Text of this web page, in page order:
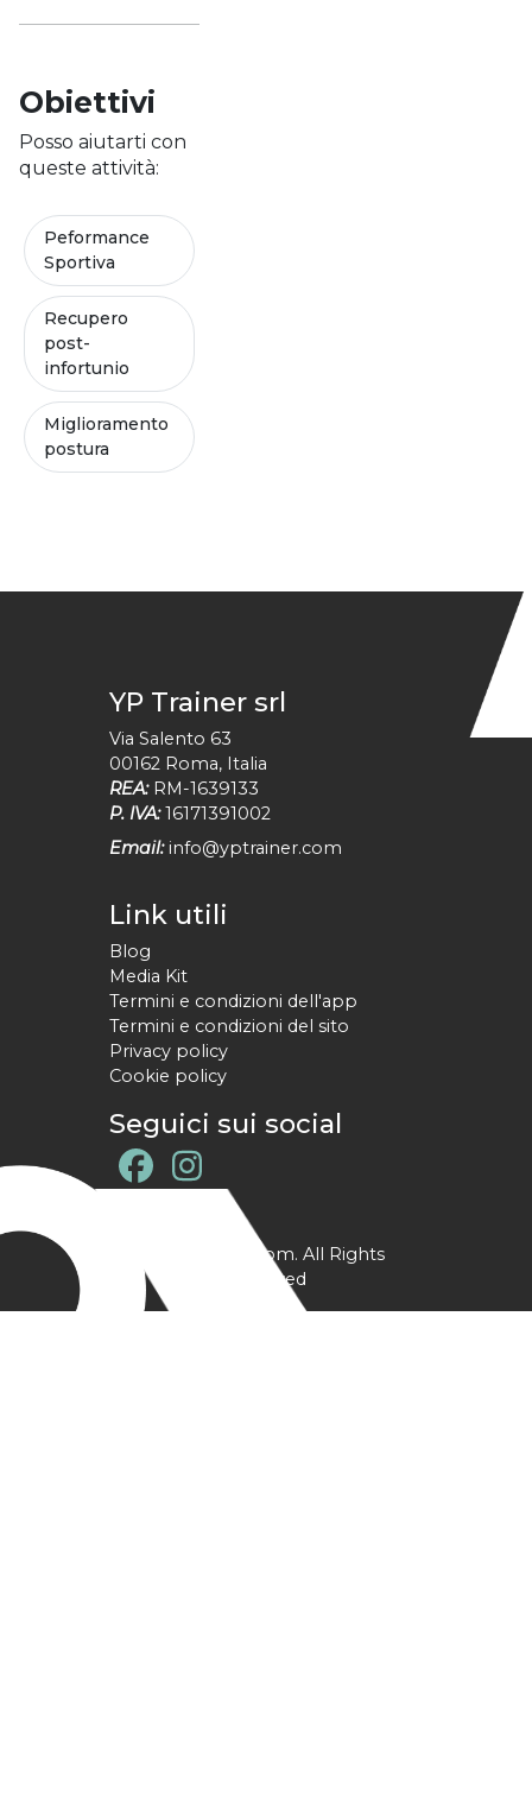
Obiettivi
Posso aiutarti con
queste attività:
Peformance
Sportiva
Recupero
post-
infortunio
Miglioramento
postura
YP Trainer srl
Via Salento 63
00162 Roma, Italia
REA: RM-1639133
P. IVA: 16171391002
Email: info@yptrainer.com
Link utili
Blog
Media Kit
Termini e condizioni dell'app
Termini e condizioni del sito
Privacy policy
Cookie policy
Seguici sui social
@ YPtrainer.com. All Rights
Reserved